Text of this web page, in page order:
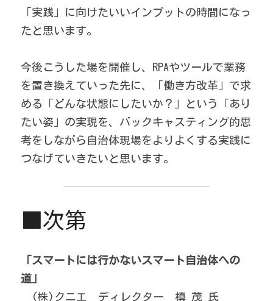
「実践」に向けたいいインプットの時間になっ
たと思います。
今後こうした場を開催し、RPAやツールで業務
を置き換えていった先に、「働き方改革」で求
める「どんな状態にしたいか？」という「あり
たい姿」の実現を、バックキャスティング的思
考をしながら自治体現場をよりよくする実践に
つなげていきたいと思います。
■次第
「スマートには行かないスマート自治体への
道」
(株)クニエ　ディレクター　槙 茂 氏